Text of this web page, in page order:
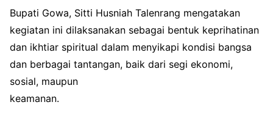
Bupati Gowa, Sitti Husniah Talenrang mengatakan
kegiatan ini dilaksanakan sebagai bentuk keprihatinan
dan ikhtiar spiritual dalam menyikapi kondisi bangsa
dan berbagai tantangan, baik dari segi ekonomi,
sosial, maupun
keamanan.